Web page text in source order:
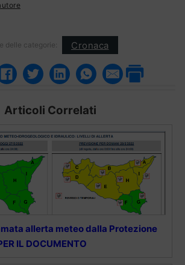
delle categorie: Cronaca
Articoli Correlati
allerta meteo dalla Protezione
IL DOCUMENTO